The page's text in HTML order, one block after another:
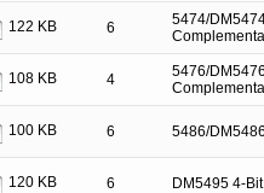
122 KB 6
5474/
108 KB 4
5476/
100 KB 6 5486/
120 KB 6 DM5495 4-